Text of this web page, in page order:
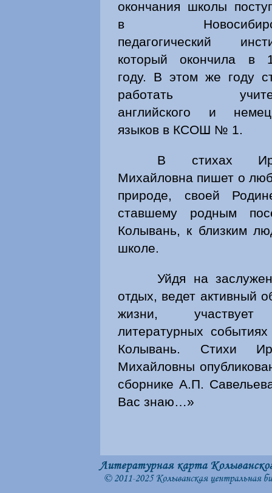
окончания школы
в
педагогический
который окончила в
году. В этом же году
работать
английского и
языков в КСОШ № 1.
В стихах
Михайловна пишет о
природе, своей
ставшему родным
Колывань, к близким
школе.
Уйдя на
отдых, ведет активный
жизни,
литературных
Колывань. Стихи
Михайловны
сборнике А.П.
Вас знаю…»